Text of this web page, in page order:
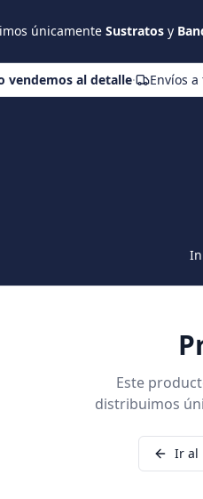
únicamente Sustratos y
vendemos al detalle· Envíos
Este
distribuimos
Ir al